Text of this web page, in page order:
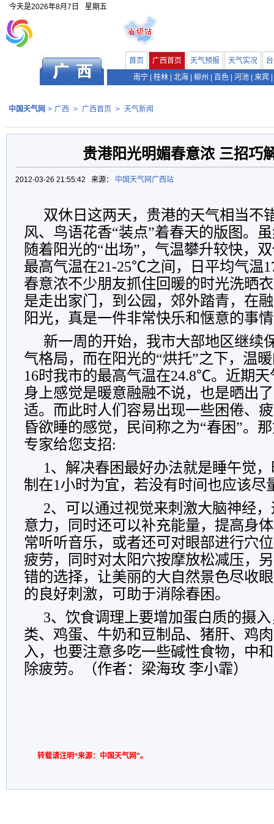
今天是2026年8月7日 星期五
首页 广西首页 天气预报 天气实况
南宁
桂林 北海 柳州 百色 河池 来宾
中国天气网 > 广西 > 广西首页 > 天气新闻
贵港阳光明媚春意浓 三招巧
2012-03-26 21:55:42 来源： 中国天气网广西站
双休日这两天，贵港的天气相当不
风、鸟语花香“装点”着春天的版图。
随着阳光的“出场”，气温攀升较快，
最高气温在21-25℃之间，日平均气温
春意浓不少朋友抓住回暖的时光洗晒
是走出家门，到公园，郊外踏青，在
阳光，真是一件非常快乐和惬意的事
新一周的开始，我市大部地区继续
气格局，而在阳光的“烘托”之下，温
16时我市的最高气温在24.8℃。近期
身上感觉是暖意融融不说，也是晒出
适。而此时人们容易出现一些困倦、
昏欲睡的感觉，民间称之为“春困”。
专家给您支招:
1、解决春困最好办法就是睡午觉
制在1小时为宜，若没有时间也应该尽
2、可以通过视觉来刺激大脑神经
意力，同时还可以补充能量，提高身
常听听音乐，或者还可对眼部进行穴
疲劳，同时对太阳穴按摩放松减压，
错的选择，让美丽的大自然景色尽收
的良好刺激，可助于消除春困。
3、饮食调理上要增加蛋白质的摄
类、鸡蛋、牛奶和豆制品、猪肝、鸡
入，也要注意多吃一些碱性食物，中
除疲劳。（作者：梁海玫 李小霏）
转载请注明“来源：中国天气网”。